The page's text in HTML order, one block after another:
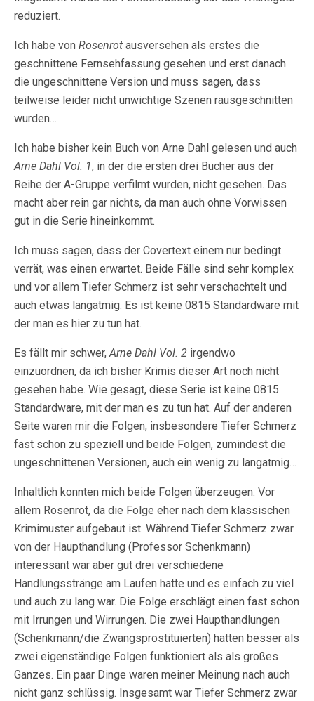
reduziert.
Ich habe von Rosenrot ausversehen als erstes die
geschnittene Fernsehfassung gesehen und erst danach
die ungeschnittene Version und muss sagen, dass
teilweise leider nicht unwichtige Szenen rausgeschnitten
wurden…
Ich habe bisher kein Buch von Arne Dahl gelesen und auch
Arne Dahl Vol. 1, in der die ersten drei Bücher aus der
Reihe der A-Gruppe verfilmt wurden, nicht gesehen. Das
macht aber rein gar nichts, da man auch ohne Vorwissen
gut in die Serie hineinkommt.
Ich muss sagen, dass der Covertext einem nur bedingt
verrät, was einen erwartet. Beide Fälle sind sehr komplex
und vor allem Tiefer Schmerz ist sehr verschachtelt und
auch etwas langatmig. Es ist keine 0815 Standardware mit
der man es hier zu tun hat.
Es fällt mir schwer,Arne Dahl Vol. 2 irgendwo
einzuordnen, da ich bisher Krimis dieser Art noch nicht
gesehen habe. Wie gesagt, diese Serie ist keine 0815
Standardware, mit der man es zu tun hat. Auf der anderen
Seite waren mir die Folgen, insbesondere Tiefer Schmerz
fast schon zu speziell und beide Folgen, zumindest die
ungeschnittenen Versionen, auch ein wenig zu langatmig…
Inhaltlich konnten mich beide Folgen überzeugen. Vor
allem Rosenrot, da die Folge eher nach dem klassischen
Krimimuster aufgebaut ist. Während Tiefer Schmerz zwar
von der Haupthandlung (Professor Schenkmann)
interessant war aber gut drei verschiedene
Handlungsstränge am Laufen hatte und es einfach zu viel
und auch zu lang war. Die Folge erschlägt einen fast schon
mit Irrungen und Wirrungen. Die zwei Haupthandlungen
(Schenkmann/die Zwangsprostituierten) hätten besser als
zwei eigenständige Folgen funktioniert als als großes
Ganzes. Ein paar Dinge waren meiner Meinung nach auch
nicht ganz schlüssig. Insgesamt war Tiefer Schmerz zwar